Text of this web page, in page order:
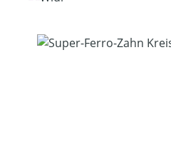
Bildergalerie überspringen